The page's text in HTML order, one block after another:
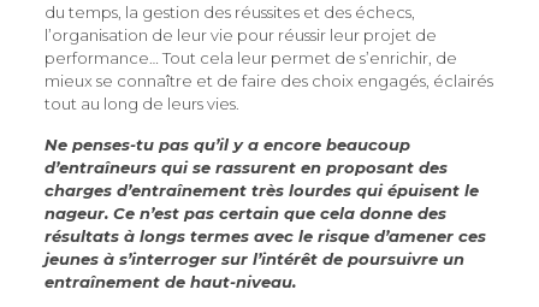
du temps, la gestion des réussites et des échecs,
l’organisation de leur vie pour réussir leur projet de
performance… Tout cela leur permet de s’enrichir, de
mieux se connaître et de faire des choix engagés, éclairés
tout au long de leurs vies.
Ne penses-tu pas qu’il y a encore beaucoup
d’entraîneurs qui se rassurent en proposant des
charges d’entraînement très lourdes qui épuisent le
nageur. Ce n’est pas certain que cela donne des
résultats à longs termes avec le risque d’amener ces
jeunes à s’interroger sur l’intérêt de poursuivre un
entraînement de haut-niveau.